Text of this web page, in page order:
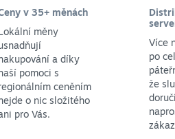
v 35+ měnách
měny
a díky
pomoci s
ceněním
o nic složitého
pro Vás.
Více
po
že